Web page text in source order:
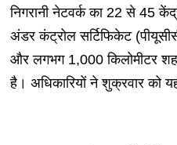
निगरानी नेटवर्क का 22 से 45
अंडर कंट्रोल सर्टिफिकेट
और लगभग 1,000 किलोमीटर
है। अधिकारियों ने शुक्रवार को